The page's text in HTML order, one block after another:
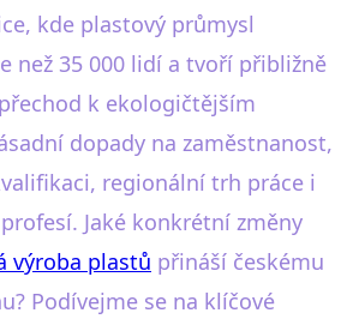
kde plastový průmysl
než 35 000 lidí a tvoří přibližně
k ekologičtějším
dopady na zaměstnanost,
regionální trh práce i
Jaké konkrétní změny
výroba plastů přináší českému
Podívejme se na klíčové